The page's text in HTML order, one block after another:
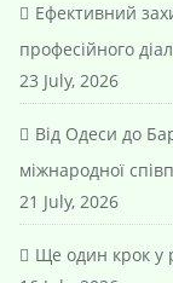
Ефективний
професійного
23 July, 2026
Від Одеси до
міжнародної
21 July, 2026
Ще один крок у